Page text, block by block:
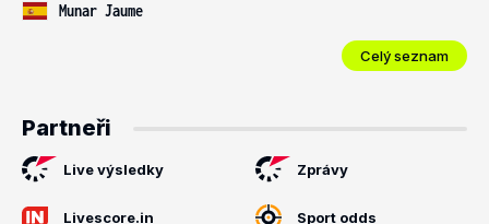
Munar Jaume
Celý seznam
Partneři
Live výsledky Zprávy
Livescore.in Sport odds